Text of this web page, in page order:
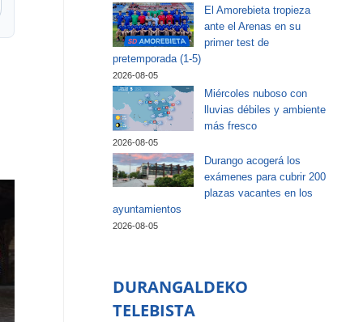
El Amorebieta tropieza
ante el Arenas en su
primer test de
pretemporada (1-5)
2026-08-05
Miércoles nuboso con
lluvias débiles y ambiente
más fresco
2026-08-05
Durango acogerá los
exámenes para cubrir 200
plazas vacantes en los
ayuntamientos
2026-08-05
DURANGALDEKO
TELEBISTA